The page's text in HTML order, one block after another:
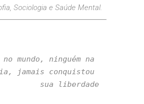
Sociologia e Saúde Mental.
no mundo, ninguém na
jamais conquistou
sua liberdade